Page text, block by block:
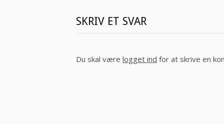
SKRIV ET SVAR
Du skal være logget ind for at skrive en